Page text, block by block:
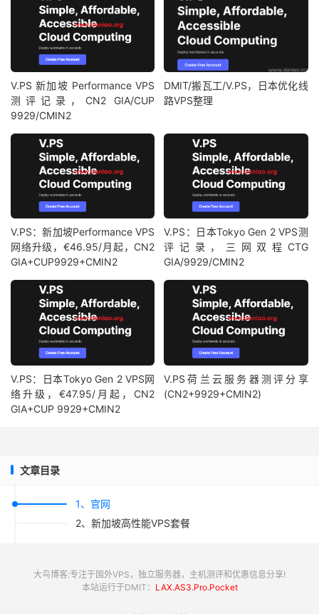
V.PS 新加坡 Performance VPS
测评记录，CN2 GIA/CUP
9929/CMIN2
DMIT/搬瓦工/V.PS，日本优化线
路VPS整理
V.PS：新加坡Performance VPS
网络升级，€46.95/月起，CN2
GIA+CUP9929+CMIN2
V.PS：日本Tokyo Gen 2 VPS测
评记录，三网双程CTG
GIA/9929/CMIN2
V.PS：日本Tokyo Gen 2 VPS网
络升级，€47.95/月起，CN2
GIA+CUP 9929+CMIN2
V.PS荷兰云服务器测评分享
(CN2+9929+CMIN2)
文章目录
1、官网
2、新加坡高性能VPS套餐
大鸟博客:专注于国外VPS，独立服务器，主机测评和优惠信息分享!
本站运行于DMIT： LAX.AS3.Pro.Pocket